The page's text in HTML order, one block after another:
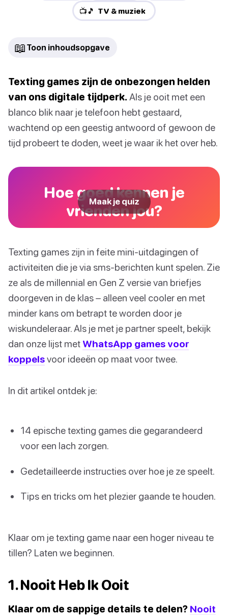
📺🎵 TV & muziek
📖 Toon inhoudsopgave
Texting games zijn de onbezongen helden
van ons digitale tijdperk. Als je ooit met een
blanco blik naar je telefoon hebt gestaard,
wachtend op een geestig antwoord of gewoon de
tijd probeert te doden, weet je waar ik het over heb.
Hoe goed kennen je
vrienden jou?
Maak je quiz
Texting games zijn in feite mini-uitdagingen of
activiteiten die je via sms-berichten kunt spelen. Zie
ze als de millennial en Gen Z versie van briefjes
doorgeven in de klas – alleen veel cooler en met
minder kans om betrapt te worden door je
wiskundeleraar. Als je met je partner speelt, bekijk
dan onze lijst met WhatsApp games voor
koppelsvoor ideeën op maat voor twee.
In dit artikel ontdek je:
14 epische texting games die gegarandeerd
voor een lach zorgen.
Gedetailleerde instructies over hoe je ze speelt.
Tips en tricks om het plezier gaande te houden.
Klaar om je texting game naar een hoger niveau te
tillen? Laten we beginnen.
1. Nooit Heb Ik Ooit
Klaar om de sappige details te delen? Nooit